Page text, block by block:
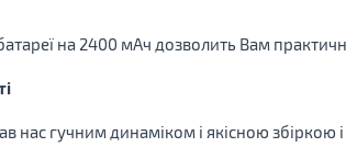
на 2400 мАч дозволить Вам
нас гучним динаміком і якісною збіркою